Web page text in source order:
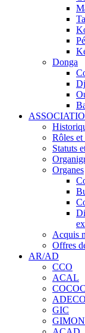
Donga
Rôles
Statuts
Organes
Acquis
Offres
AR/AD
CCO
ACAL
COCOC
GIC